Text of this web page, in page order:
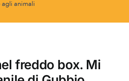
freddo box. Mi